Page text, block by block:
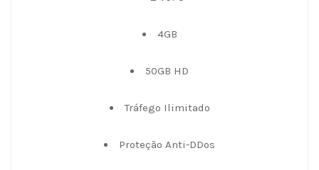
4GB
50GB HD
Tráfego Ilimitado
Proteção Anti-DDos